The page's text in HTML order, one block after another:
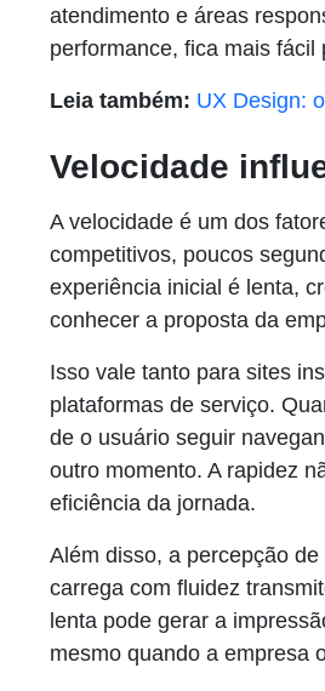
atendimento e áreas
performance, fica mais
Leia também: UX Design:
Velocidade
A velocidade é um dos
competitivos, poucos
experiência inicial é lenta,
conhecer a proposta da
Isso vale tanto para sites
plataformas de serviço.
de o usuário seguir
outro momento. A rapidez
eficiência da jornada.
Além disso, a percepção
carrega com fluidez
lenta pode gerar a
mesmo quando a empresa